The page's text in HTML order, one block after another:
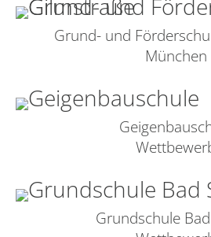
Grund- und
München
Grundschule